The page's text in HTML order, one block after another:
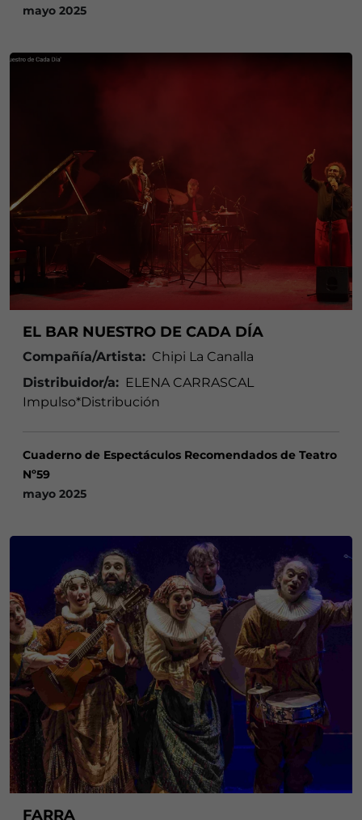
mayo 2025
EL BAR NUESTRO DE CADA DÍA
Compañía/Artista: Chipi La Canalla
Distribuidor/a: ELENA CARRASCAL
Impulso*Distribución
Cuaderno de Espectáculos Recomendados de Teatro
Nº59
mayo 2025
FARRA